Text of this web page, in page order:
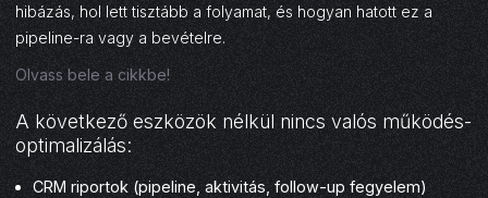
hibázás, hol lett tisztább a folyamat, és hogyan hatott ez a
pipeline-ra vagy a bevételre.
Olvass bele a cikkbe!
A következő eszközök nélkül nincs valós működés-
optimalizálás:
CRM riportok (pipeline, aktivitás, follow-up fegyelem)